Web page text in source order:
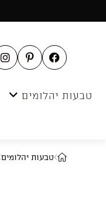
טבעות יהלומים
טבעות יהלומים